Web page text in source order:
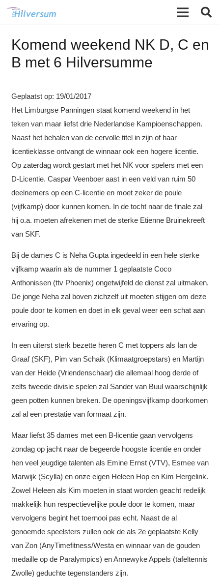
Komend weekend NK D, C en
B met 6 Hilversumme
Geplaatst op: 19/01/2017
Het Limburgse Panningen staat komend weekend in het
teken van maar liefst drie Nederlandse Kampioenschappen.
Naast het behalen van de eervolle titel in zijn of haar
licentieklasse ontvangt de winnaar ook een hogere licentie.
Op zaterdag wordt gestart met het NK voor spelers met een
D-Licentie. Caspar Veenboer aast in een veld van ruim 50
deelnemers op een C-licentie en moet zeker de poule
(vijfkamp) door kunnen komen. In de tocht naar de finale zal
hij o.a. moeten afrekenen met de sterke Etienne Bruinekreeft
van SKF.
Bij de dames C is Neha Gupta ingedeeld in een hele sterke
vijfkamp waarin als de nummer 1 geplaatste Coco
Anthonissen (ttv Phoenix) ongetwijfeld de dienst zal uitmaken.
De jonge Neha zal boven zichzelf uit moeten stijgen om deze
poule door te komen en doet in elk geval weer een schat aan
ervaring op.
In een uiterst sterk bezette heren C met toppers als Ian de
Graaf (SKF), Pim van Schaik (Klimaatgroepstars) en Martijn
van der Heide (Vriendenschaar) die allemaal hoog derde of
zelfs tweede divisie spelen zal Sander van Buul waarschijnlijk
geen potten kunnen breken. De openingsvijfkamp doorkomen
zal al een prestatie van formaat zijn.
Maar liefst 35 dames met een B-licentie gaan vervolgens
zondag op jacht naar de begeerde hoogste licentie en onder
hen veel jeugdige talenten als Emine Ernst (VTV), Esmee van
Marwijk (Scylla) en onze eigen Heleen Hop en Kim Hergelink.
Zowel Heleen als Kim moeten in staat worden geacht redelijk
makkelijk hun respectievelijke poule door te komen, maar
vervolgens begint het toernooi pas echt. Naast de al
genoemde speelsters zullen ook de als 2e geplaatste Kelly
van Zon (AnyTimefitness/Westa en winnaar van de gouden
medaille op de Paralympics) en Annewyke Appels (tafeltennis
Zwolle) geduchte tegenstanders zijn.